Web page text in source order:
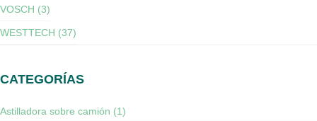
VOSCH (3)
WESTTECH (37)
CATEGORÍAS
Astilladora sobre camión (1)